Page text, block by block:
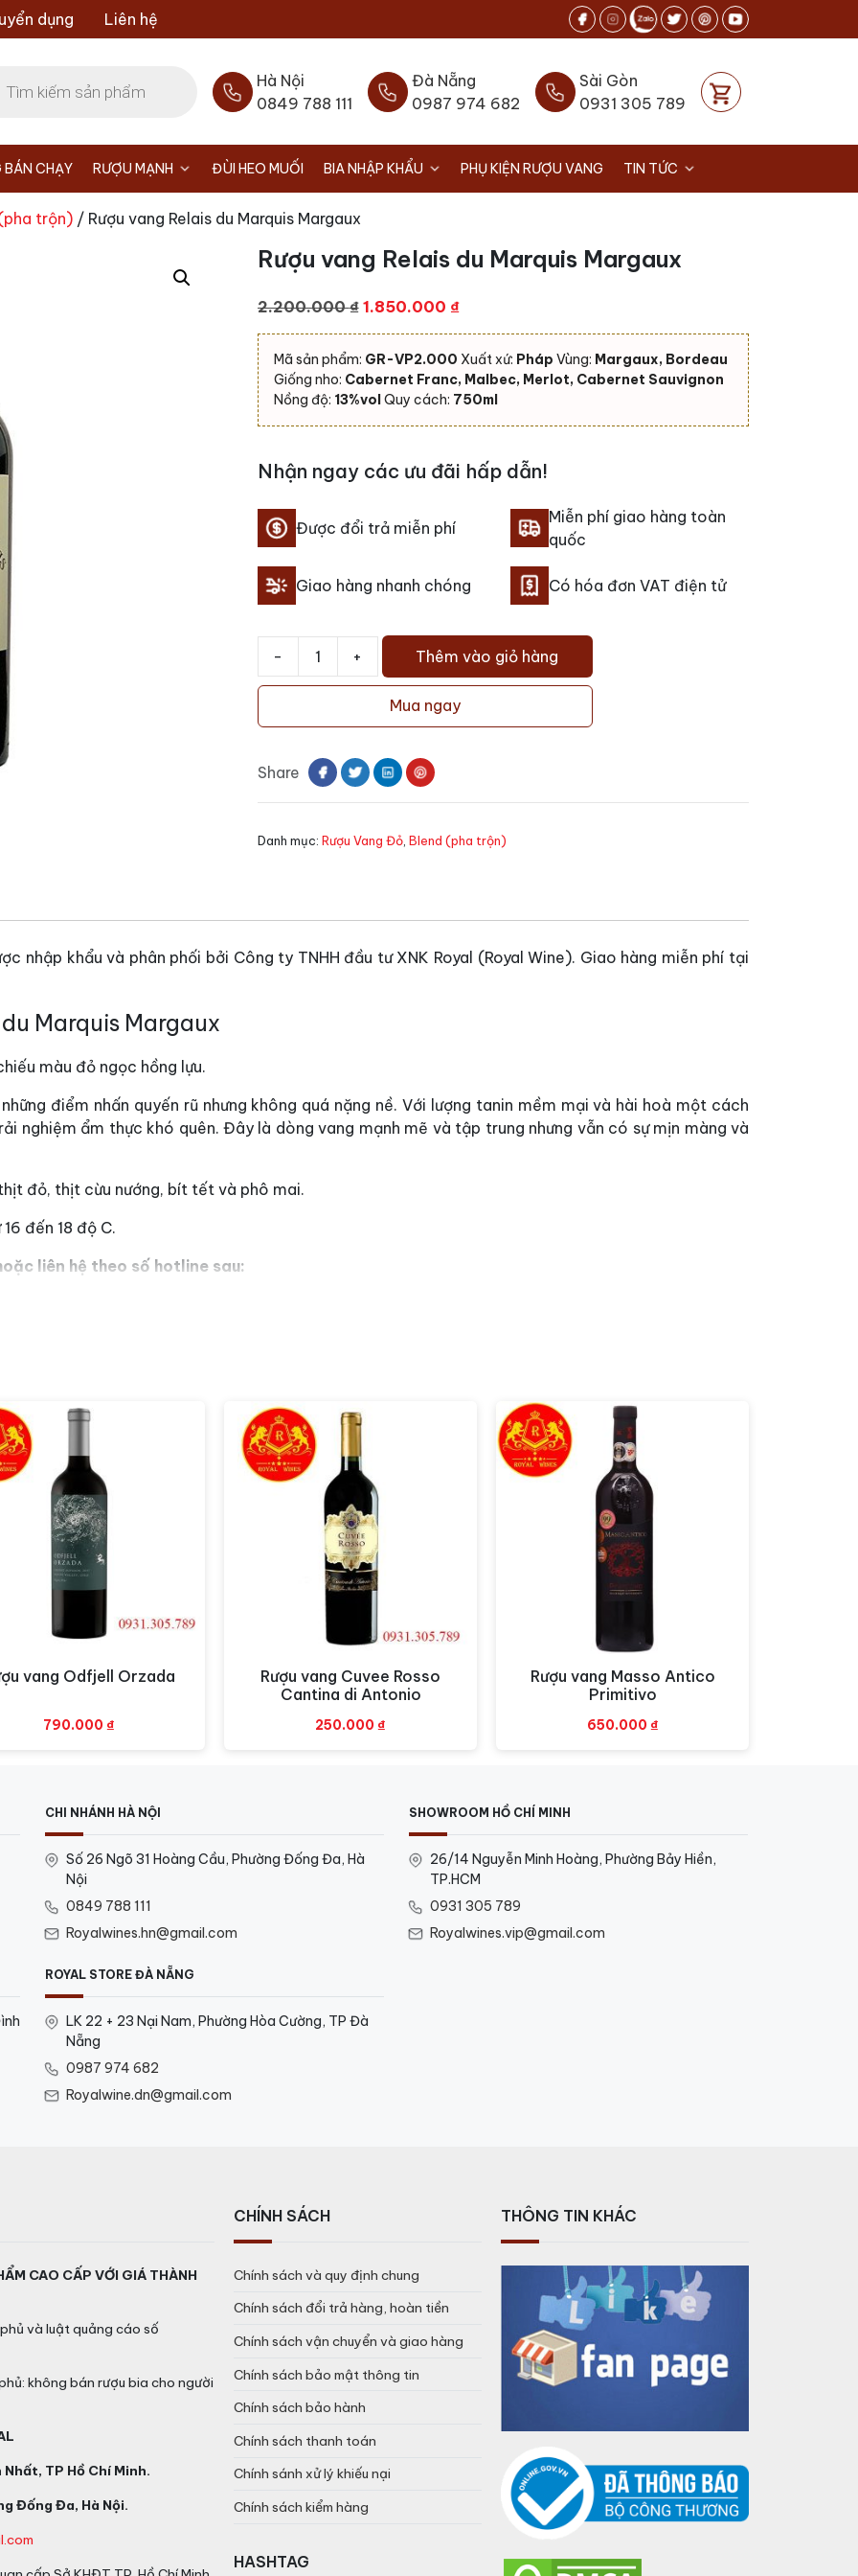
dụng Liên hệ
Hà Nội
0849 788 111
Đà Nẵng
0987 974 682
Sài Gòn
0931 305 789
BÁN CHẠY RƯỢU MẠNH ĐÙI HEO MUỐI BIA NHẬP KHẨU PHỤ KIỆN RƯỢU VANG TIN TỨC
trộn) / Rượu vang Relais du Marquis Margaux
Rượu vang Relais du Marquis Margaux
2.200.000₫ Giá
gốc
là:
2.200.000 ₫.
1.850.000 ₫Giá
hiện
tại
là:
1.850.000 ₫.
Mã sản phẩm: GR-VP2.000 Xuất xứ: Pháp Vùng: Margaux, Bordeau
Giống nho: Cabernet Franc, Malbec, Merlot, Cabernet Sauvignon
Nồng độ: 13%volQuy cách: 750ml
Nhận ngay các ưu đãi hấp dẫn!
Được đổi trả miễn phí
Miễn phí giao hàng toàn
quốc
Giao hàng nhanh chóng Có hóa đơn VAT điện tử
-
vang
Marquis
Margaux
số
+ Thêm vào giỏ hàng
Mua ngay
Share
Danh mục: Rượu Vang Đỏ, Blend (pha trộn)
nhập khẩu và phân phối bởi Công ty TNHH đầu tư XNK Royal (Royal Wine). Giao hàng miễn phí tại
du Marquis Margaux
màu đỏ ngọc hồng lựu.
điểm nhấn quyến rũ nhưng không quá nặng nề. Với lượng tanin mềm mại và hài hoà một cách
nghiệm ẩm thực khó quên. Đây là dòng vang mạnh mẽ và tập trung nhưng vẫn có sự mịn màng và
đỏ, thịt cừu nướng, bít tết và phô mai.
đến 18 độ C.
liên hệ theo số hotline sau:
Tân Bình
Xem nhanh
vang Odfjell Orzada
790.000 ₫
Xem nhanh
Rượu vang Cuvee Rosso
Cantina di Antonio
250.000 ₫
Xem nhanh
Rượu vang Masso Antico
Primitivo
650.000 ₫
CHI NHÁNH HÀ NỘI
Số 26 Ngõ 31 Hoàng Cầu, Phường Đống Đa, Hà
Nội
0849 788 111
Royalwines.hn@gmail.com
SHOWROOM HỒ CHÍ MINH
26/14 Nguyễn Minh Hoàng, Phường Bảy Hiền,
TP.HCM
0931 305 789
Royalwines.vip@gmail.com
ROYAL STORE ĐÀ NẴNG
LK 22 + 23 Nại Nam, Phường Hòa Cường, TP Đà
Nẵng
0987 974 682
Royalwine.dn@gmail.com
CAO CẤP VỚI GIÁ THÀNH
và luật quảng cáo số
không bán rượu bia cho người
TP Hồ Chí Minh.
Đống Đa, Hà Nội.
CHÍNH SÁCH
Chính sách và quy định chung
Chính sách đổi trả hàng, hoàn tiền
Chính sách vận chuyển và giao hàng
Chính sách bảo mật thông tin
Chính sách bảo hành
Chính sách thanh toán
Chính sánh xử lý khiếu nại
Chính sách kiểm hàng
HASHTAG
THÔNG TIN KHÁC